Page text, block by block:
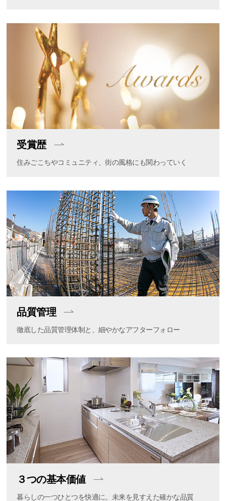
受賞歴
住みごこちやコミュニティ、街の風格にも関わっていく
品質管理
徹底した品質管理体制と、細やかなアフターフォロー
３つの基本価値
暮らしの一つひとつを快適に。未来を見すえた確かな品質